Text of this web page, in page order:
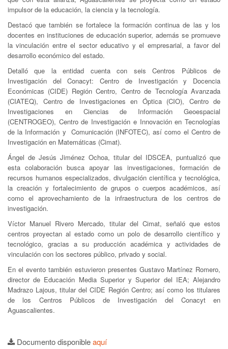
impulsor de la educación, la ciencia y la tecnología.
Destacó que también se fortalece la formación continua de las y los
docentes en instituciones de educación superior, además se promueve
la vinculación entre el sector educativo y el empresarial, a favor del
desarrollo económico del estado.
Detalló que la entidad cuenta con seis Centros Públicos de
Investigación del Conacyt: Centro de Investigación y Docencia
Económicas (CIDE) Región Centro, Centro de Tecnología Avanzada
(CIATEQ), Centro de Investigaciones en Óptica (CIO), Centro de
Investigaciones en Ciencias de Información Geoespacial
(CENTROGEO), Centro de Investigación e Innovación en Tecnologías
de la Información y Comunicación (INFOTEC), así como el Centro de
Investigación en Matemáticas (Cimat).
Ángel de Jesús Jiménez Ochoa, titular del IDSCEA, puntualizó que
esta colaboración busca apoyar las investigaciones, formación de
recursos humanos especializados, divulgación científica y tecnológica,
la creación y fortalecimiento de grupos o cuerpos académicos, así
como el aprovechamiento de la infraestructura de los centros de
investigación.
Víctor Manuel Rivero Mercado, titular del Cimat, señaló que estos
centros proyectan al estado como un polo de desarrollo científico y
tecnológico, gracias a su producción académica y actividades de
vinculación con los sectores público, privado y social.
En el evento también estuvieron presentes Gustavo Martínez Romero,
director de Educación Media Superior y Superior del IEA; Alejandro
Madrazo Lajous, titular del CIDE Región Centro; así como los titulares
de los Centros Públicos de Investigación del Conacyt en
Aguascalientes.
Documento disponibleaquí